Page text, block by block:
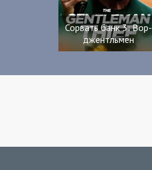
Сорвать банк 3: Вор-
джентльмен